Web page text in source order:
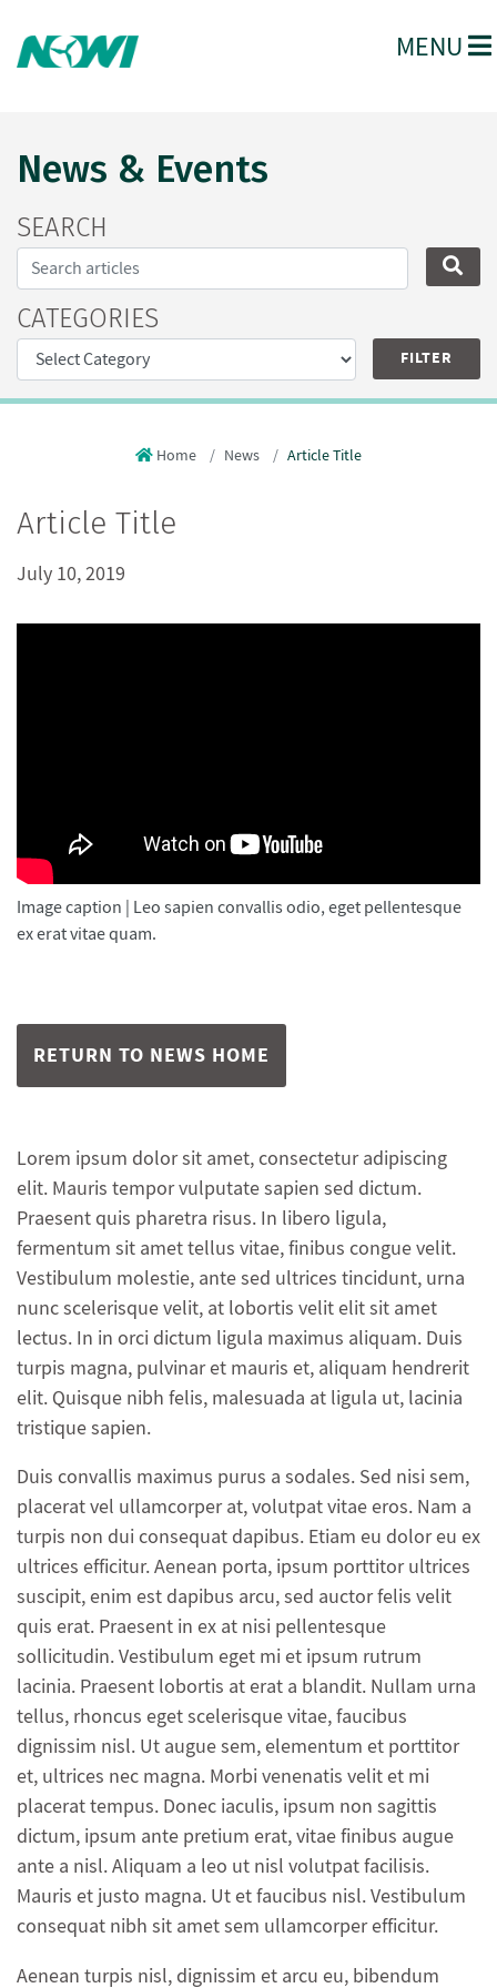
MENU
News & Events
SEARCH
Search...
CATEGORIES
Home News Article Title
Article Title
July 10, 2019
Image caption | Leo sapien convallis odio, eget pellentesque
ex erat vitae quam.
RETURN TO NEWS HOME
Lorem ipsum dolor sit amet, consectetur adipiscing
elit. Mauris tempor vulputate sapien sed dictum.
Praesent quis pharetra risus. In libero ligula,
fermentum sit amet tellus vitae, finibus congue velit.
Vestibulum molestie, ante sed ultrices tincidunt, urna
nunc scelerisque velit, at lobortis velit elit sit amet
lectus. In in orci dictum ligula maximus aliquam. Duis
turpis magna, pulvinar et mauris et, aliquam hendrerit
elit. Quisque nibh felis, malesuada at ligula ut, lacinia
tristique sapien.
Duis convallis maximus purus a sodales. Sed nisi sem,
placerat vel ullamcorper at, volutpat vitae eros. Nam a
turpis non dui consequat dapibus. Etiam eu dolor eu ex
ultrices efficitur. Aenean porta, ipsum porttitor ultrices
suscipit, enim est dapibus arcu, sed auctor felis velit
quis erat. Praesent in ex at nisi pellentesque
sollicitudin. Vestibulum eget mi et ipsum rutrum
lacinia. Praesent lobortis at erat a blandit. Nullam urna
tellus, rhoncus eget scelerisque vitae, faucibus
dignissim nisl. Ut augue sem, elementum et porttitor
et, ultrices nec magna. Morbi venenatis velit et mi
placerat tempus. Donec iaculis, ipsum non sagittis
dictum, ipsum ante pretium erat, vitae finibus augue
ante a nisl. Aliquam a leo ut nisl volutpat facilisis.
Mauris et justo magna. Ut et faucibus nisl. Vestibulum
consequat nibh sit amet sem ullamcorper efficitur.
Aenean turpis nisl, dignissim et arcu eu, bibendum